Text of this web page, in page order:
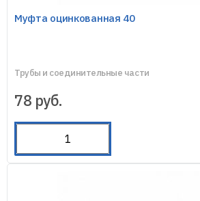
Муфта оцинкованная 40
Трубы и соединительные части
78 руб.